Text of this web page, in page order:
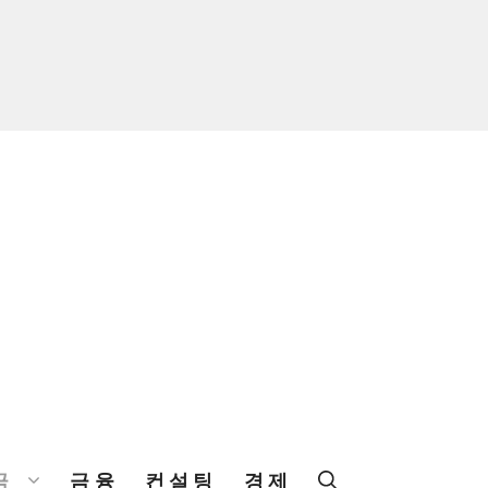
금융 컨설팅 경제